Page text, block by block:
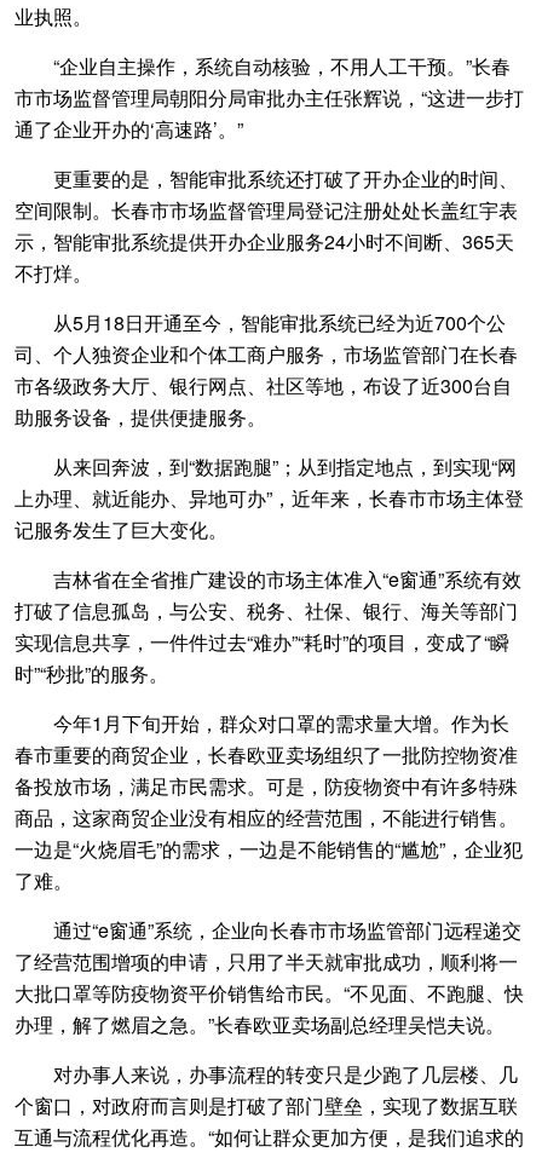
业执照。
“企业自主操作，系统自动核验，不用人工干预。”长春
市市场监督管理局朝阳分局审批办主任张辉说，“这进一步打
通了企业开办的‘高速路’。”
更重要的是，智能审批系统还打破了开办企业的时间、
空间限制。长春市市场监督管理局登记注册处处长盖红宇表
示，智能审批系统提供开办企业服务24小时不间断、365天
不打烊。
从5月18日开通至今，智能审批系统已经为近700个公
司、个人独资企业和个体工商户服务，市场监管部门在长春
市各级政务大厅、银行网点、社区等地，布设了近300台自
助服务设备，提供便捷服务。
从来回奔波，到“数据跑腿”；从到指定地点，到实现“网
上办理、就近能办、异地可办”，近年来，长春市市场主体登
记服务发生了巨大变化。
吉林省在全省推广建设的市场主体准入“e窗通”系统有效
打破了信息孤岛，与公安、税务、社保、银行、海关等部门
实现信息共享，一件件过去“难办”“耗时”的项目，变成了“瞬
时”“秒批”的服务。
今年1月下旬开始，群众对口罩的需求量大增。作为长
春市重要的商贸企业，长春欧亚卖场组织了一批防控物资准
备投放市场，满足市民需求。可是，防疫物资中有许多特殊
商品，这家商贸企业没有相应的经营范围，不能进行销售。
一边是“火烧眉毛”的需求，一边是不能销售的“尴尬”，企业犯
了难。
通过“e窗通”系统，企业向长春市市场监管部门远程递交
了经营范围增项的申请，只用了半天就审批成功，顺利将一
大批口罩等防疫物资平价销售给市民。“不见面、不跑腿、快
办理，解了燃眉之急。”长春欧亚卖场副总经理吴恺夫说。
对办事人来说，办事流程的转变只是少跑了几层楼、几
个窗口，对政府而言则是打破了部门壁垒，实现了数据互联
互通与流程优化再造。“如何让群众更加方便，是我们追求的